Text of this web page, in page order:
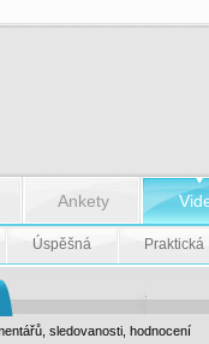
Ankety
Úspěšná Praktická
sledovanosti hodnocení